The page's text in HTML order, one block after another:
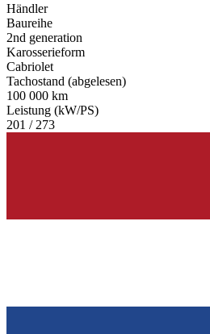
Händler
Baureihe
2nd generation
Karosserieform
Cabriolet
Tachostand (abgelesen)
100 000 km
Leistung (kW/PS)
201 / 273